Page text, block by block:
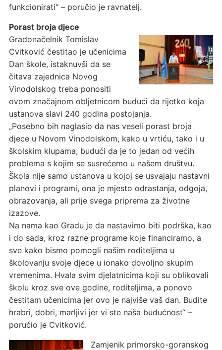
funkcionirati“ – poručio je ravnatelj.
Porast broja djece
Gradonačelnik Tomislav
Cvitković čestitao je učenicima
Dan škole, istaknuvši da se
čitava zajednica Novog
Vinodolskog treba ponositi
ovom značajnom obljetnicom budući da rijetko koja
ustanova slavi 240 godina postojanja.
„Posebno bih naglasio da nas veseli porast broja
djece u Novom Vinodolskom, kako u vrtiću, tako i u
školskim klupama, budući da je to jedan od većih
problema s kojim se susrećemo u našem društvu.
Škola nije samo ustanova u kojoj se usvajaju nastavni
planovi i programi, ona je mjesto odrastanja, odgoja,
obrazovanja, ali prije svega priprema za životne
izazove.
Na nama kao Gradu je da nastavimo biti podrška, kao
i do sada, kroz razne programe koje financiramo, a
sve kako bismo pomogli našim roditeljima u
školovanju svoje djece u ionako dovoljno skupim
vremenima. Hvala svim djelatnicima koji su oblikovali
školu kroz sve ove godine, roditeljima, a ponovo
čestitam učenicima jer ovo je najviše vaš dan. Budite
hrabri, dobri, marljivi jer vi ste naša budućnost“ –
poručio je Cvitković.
Zamjenik primorsko-goranskog